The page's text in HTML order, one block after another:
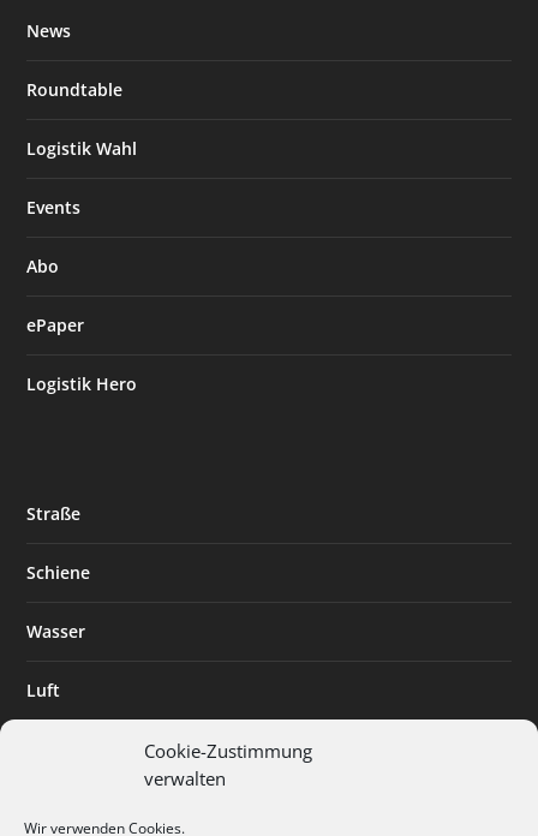
Cookie-Zustimmung
verwalten
Wir verwenden Cookies.
News
Roundtable
Logistik Wahl
Events
Abo
ePaper
Logistik Hero
Straße
Schiene
Wasser
Luft